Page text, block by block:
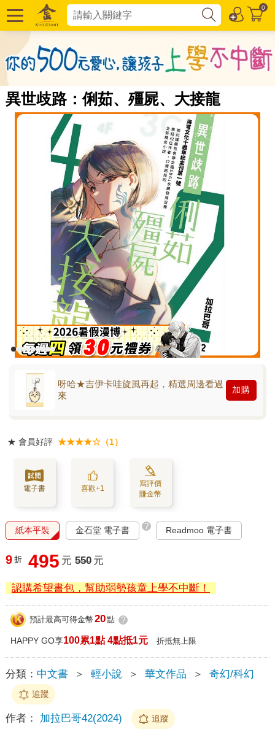
0
異世歧路：俐茹、殭屍、大接龍
呀哈★吉伊卡哇旋風再起，精選周邊看過
來
加購
★ 會員好評 ★★★★☆（1）
電子書 喜歡+1
寫評價
賺金幣
紙本平裝 金石堂 電子書 ? Readmoo 電子書
9 折 495 元 550 元
認購希望書包，幫助弱勢孩童上學不中斷！
預計最高可得金幣 20點 ?
HAPPY GO享100累1點 4點抵1元 折抵無上限
分類： 中文書 ＞ 輕小說 ＞ 華文作品 ＞ 奇幻/科幻
追蹤
作者： 加拉巴哥42(2024) 追蹤